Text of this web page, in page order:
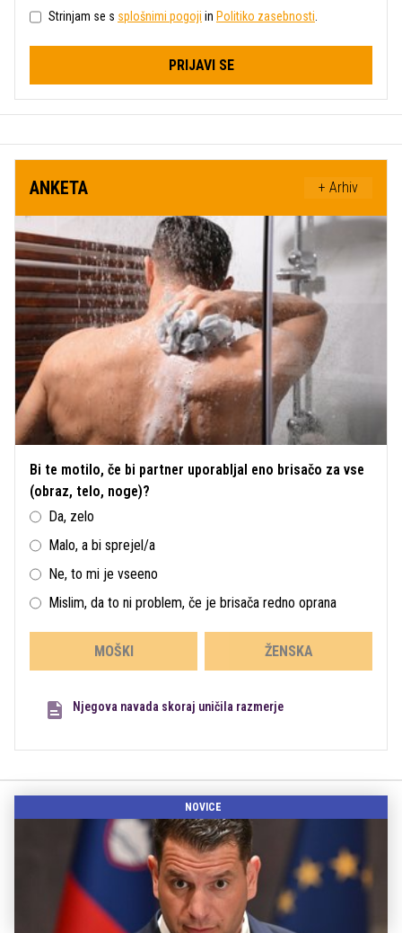
Strinjam se s splošnimi pogoji in Politiko zasebnosti.
PRIJAVI SE
ANKETA + Arhiv
Bi te motilo, če bi partner uporabljal eno brisačo za vse
(obraz, telo, noge)?
Da, zelo
Malo, a bi sprejel/a
Ne, to mi je vseeno
Mislim, da to ni problem, če je brisača redno oprana
MOŠKI ŽENSKA
Njegova navada skoraj uničila razmerje
NOVICE